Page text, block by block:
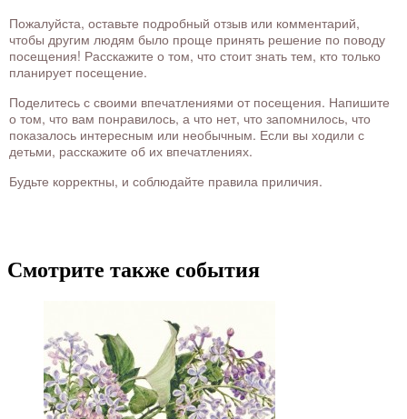
Пожалуйста, оставьте подробный отзыв или комментарий,
чтобы другим людям было проще принять решение по поводу
посещения! Расскажите о том, что стоит знать тем, кто только
планирует посещение.
Поделитесь с своими впечатлениями от посещения. Напишите
о том, что вам понравилось, а что нет, что запомнилось, что
показалось интересным или необычным. Если вы ходили с
детьми, расскажите об их впечатлениях.
Будьте корректны, и соблюдайте правила приличия.
Смотрите также события